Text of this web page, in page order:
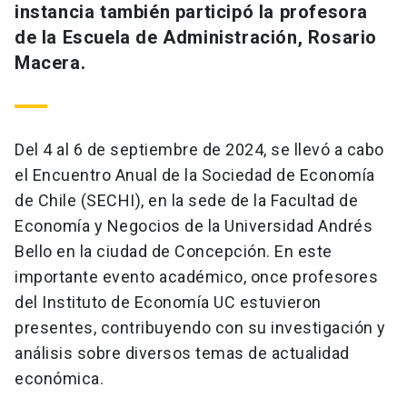
instancia también participó la profesora
de la Escuela de Administración, Rosario
Macera.
Del 4 al 6 de septiembre de 2024, se llevó a cabo
el Encuentro Anual de la Sociedad de Economía
de Chile (SECHI), en la sede de la Facultad de
Economía y Negocios de la Universidad Andrés
Bello en la ciudad de Concepción. En este
importante evento académico, once profesores
del Instituto de Economía UC estuvieron
presentes, contribuyendo con su investigación y
análisis sobre diversos temas de actualidad
económica.